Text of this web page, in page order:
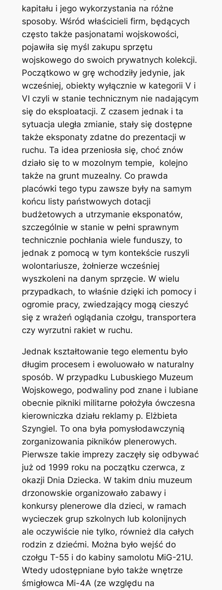
kapitału i jego wykorzystania na różne
sposoby. Wśród właścicieli firm, będących
często także pasjonatami wojskowości,
pojawiła się myśl zakupu sprzętu
wojskowego do swoich prywatnych kolekcji.
Początkowo w grę wchodziły jedynie, jak
wcześniej, obiekty wyłącznie w kategorii V i
VI czyli w stanie technicznym nie nadającym
się do eksploatacji. Z czasem jednak i ta
sytuacja uległa zmianie, stały się dostępne
także eksponaty zdatne do prezentacji w
ruchu. Ta idea przeniosła się, choć znów
działo się to w mozolnym tempie, kolejno
także na grunt muzealny. Co prawda
placówki tego typu zawsze były na samym
końcu listy państwowych dotacji
budżetowych a utrzymanie eksponatów,
szczególnie w stanie w pełni sprawnym
technicznie pochłania wiele funduszy, to
jednak z pomocą w tym kontekście ruszyli
wolontariusze, żołnierze wcześniej
wyszkoleni na danym sprzęcie. W wielu
przypadkach, to właśnie dzięki ich pomocy i
ogromie pracy, zwiedzający mogą cieszyć
się z wrażeń oglądania czołgu, transportera
czy wyrzutni rakiet w ruchu.
Jednak kształtowanie tego elementu było
długim procesem i ewoluowało w naturalny
sposób. W przypadku Lubuskiego Muzeum
Wojskowego, podwaliny pod znane i lubiane
obecnie pikniki militarne położyła ówczesna
kierowniczka działu reklamy p. Elżbieta
Szyngiel. To ona była pomysłodawczynią
zorganizowania pikników plenerowych.
Pierwsze takie imprezy zaczęły się odbywać
już od 1999 roku na początku czerwca, z
okazji Dnia Dziecka. W takim dniu muzeum
drzonowskie organizowało zabawy i
konkursy plenerowe dla dzieci, w ramach
wycieczek grup szkolnych lub kolonijnych
ale oczywiście nie tylko, również dla całych
rodzin z dziećmi. Można było wejść do
czołgu T-55 i do kabiny samolotu MiG-21U.
Wtedy udostępniane było także wnętrze
śmigłowca Mi-4A (ze względu na